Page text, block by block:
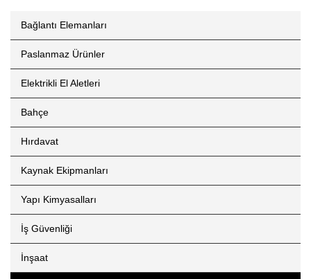
Bağlantı Elemanları
Paslanmaz Ürünler
Elektrikli El Aletleri
Bahçe
Hırdavat
Kaynak Ekipmanları
Yapı Kimyasalları
İş Güvenliği
İnşaat